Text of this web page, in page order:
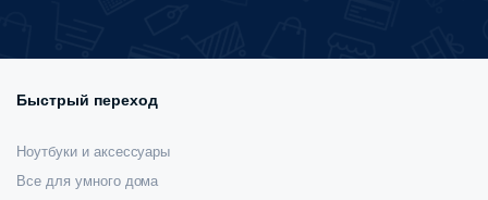
Быстрый переход
Ноутбуки и аксессуары
Все для умного дома